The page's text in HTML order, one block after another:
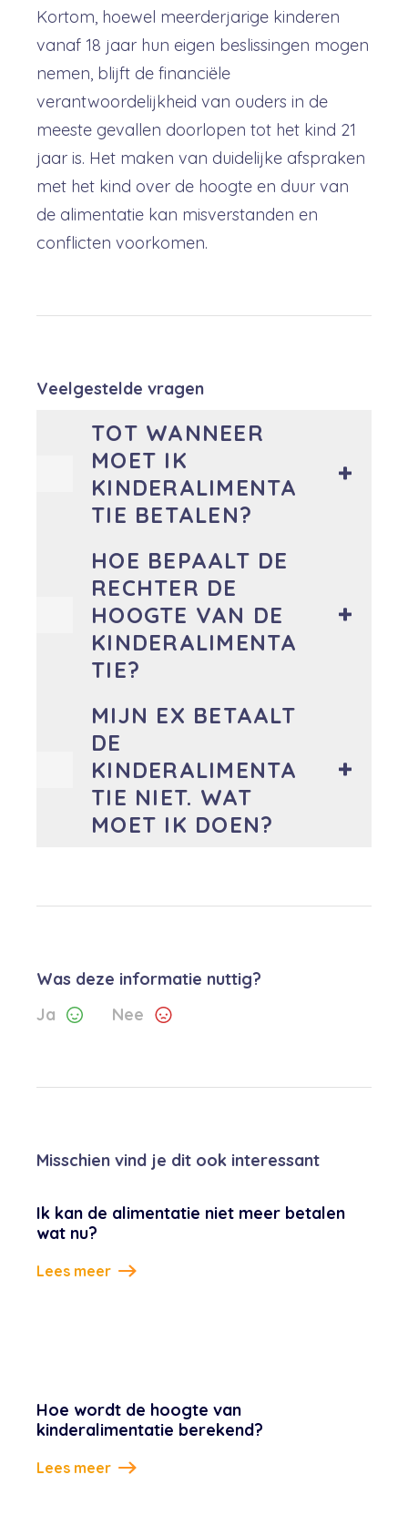
Kortom, hoewel meerderjarige kinderen
vanaf 18 jaar hun eigen beslissingen mogen
nemen, blijft de financiële
verantwoordelijkheid van ouders in de
meeste gevallen doorlopen tot het kind 21
jaar is. Het maken van duidelijke afspraken
met het kind over de hoogte en duur van
de alimentatie kan misverstanden en
conflicten voorkomen.
Veelgestelde vragen
TOT WANNEER
MOET IK
KINDERALIMENTA
TIE BETALEN?
HOE BEPAALT DE
RECHTER DE
HOOGTE VAN DE
KINDERALIMENTA
TIE?
MIJN EX BETAALT
DE
KINDERALIMENTA
TIE NIET. WAT
MOET IK DOEN?
Was deze informatie nuttig?
Ja
Nee
Misschien vind je dit ook interessant
Ik kan de alimentatie niet meer betalen
wat nu?
Lees meer
Hoe wordt de hoogte van
kinderalimentatie berekend?
Lees meer